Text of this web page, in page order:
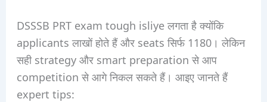
DSSSB PRT exam tough isliye लगता है क्योंकि
applicants लाखों होते हैं और seats सिर्फ 1180। लेकिन
सही strategy और smart preparation से आप
competition से आगे निकल सकते हैं। आइए जानते हैं
expert tips: